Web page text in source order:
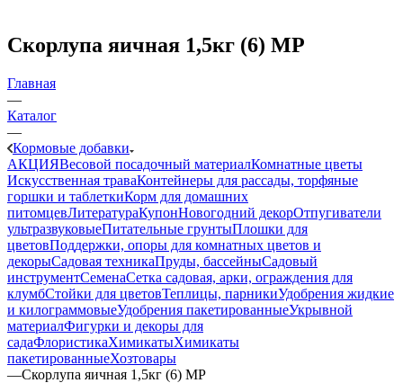
Скорлупа яичная 1,5кг (6) МР
Главная
—
Каталог
—
Кормовые добавки
АКЦИЯВесовой посадочный материалКомнатные цветы
Искусственная траваКонтейнеры для рассады, торфяные
горшки и таблеткиКорм для домашних
питомцевЛитератураКупонНовогодний декорОтпугиватели
ультразвуковыеПитательные грунтыПлошки для
цветовПоддержки, опоры для комнатных цветов и
декорыСадовая техникаПруды, бассейныСадовый
инструментСеменаСетка садовая, арки, ограждения для
клумбСтойки для цветовТеплицы, парникиУдобрения жидкие
и килограммовыеУдобрения пакетированныеУкрывной
материалФигурки и декоры для
садаФлористикаХимикатыХимикаты
пакетированныеХозтовары
—Скорлупа яичная 1,5кг (6) МР